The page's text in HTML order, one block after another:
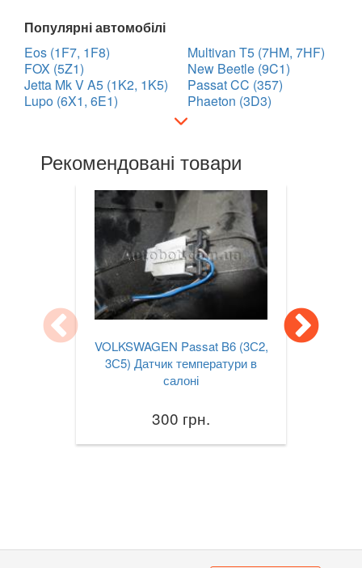
ID.3
ID.4
ID.5
Jetta Mk V A5 (1K2, 1K5)
Jetta Mk VI A6 (5C6)
Jetta Mk VII A7
Lupo (6X1, 6E1)
Multivan T5 (7HM, 7HF)
Passat B6 (3С2, 3С5)
Passat B7 (362, 365)
Популярні автомобілі
Eos (1F7, 1F8)
FOX (5Z1)
Jetta Mk V A5 (1K2, 1K5)
Lupo (6X1, 6E1)
Multivan T5 (7HM, 7HF)
New Beetle (9C1)
Passat CC (357)
Phaeton (3D3)
Рекомендовані товари
VOLKSWAGEN Passat B6 (3С2,
3С5) Датчик температури в
салоні
300 грн.